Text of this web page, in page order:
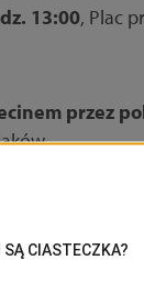
13:00, Plac
przez
M.
"Krąg",